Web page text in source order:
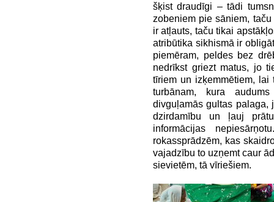
šķist draudīgi – tādi
zobeniem pie sāniem,
ir atļauts, taču tikai
atribūtika sikhismā ir
piemēram, peldes bez
nedrīkst griezt matus, jo
tīriem un izķemmētiem,
turbānam, kura
divguļamās gultas palaga,
dzirdamību un ļauj
informācijas
rokassprādzēm, kas
vajadzību to uzņemt caur
sievietēm, tā vīriešiem.